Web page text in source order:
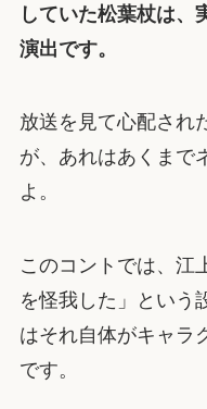
していた松葉杖は、
演出です。
放送を見て心配され
が、あれはあくまで
よ。
このコントでは、江
を怪我した」という
はそれ自体がキャラ
です。